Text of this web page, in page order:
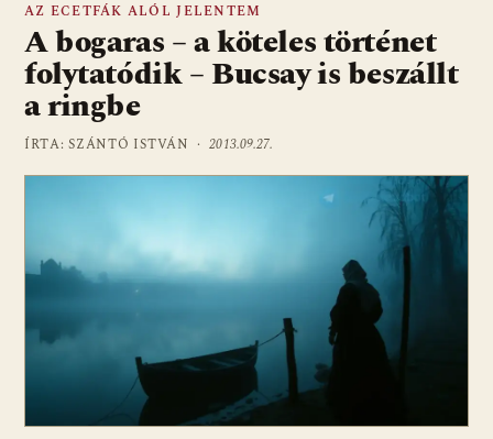
AZ ECETFÁK ALÓL JELENTEM
A bogaras – a köteles történet
folytatódik – Bucsay is beszállt
a ringbe
ÍRTA: SZÁNTÓ ISTVÁN ·2013.09.27.